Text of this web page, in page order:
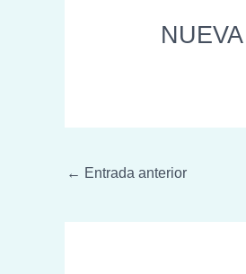
← Entrada anterior